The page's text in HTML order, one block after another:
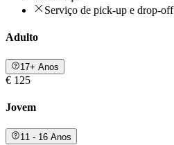
Serviço de pick-up e drop-
Adulto
17+ Anos
€ 125
Jovem
11 - 16 Anos